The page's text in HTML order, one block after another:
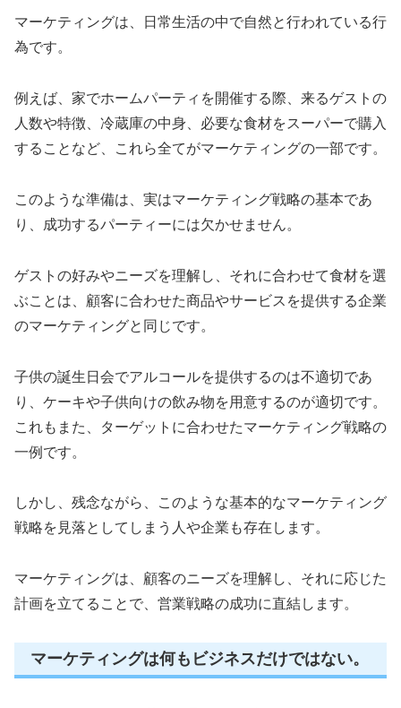
マーケティングは、日常生活の中で自然と行われている行
為です。
例えば、家でホームパーティを開催する際、来るゲストの
人数や特徴、冷蔵庫の中身、必要な食材をスーパーで購入
することなど、これら全てがマーケティングの一部です。
このような準備は、実はマーケティング戦略の基本であ
り、成功するパーティーには欠かせません。
ゲストの好みやニーズを理解し、それに合わせて食材を選
ぶことは、顧客に合わせた商品やサービスを提供する企業
のマーケティングと同じです。
子供の誕生日会でアルコールを提供するのは不適切であ
り、ケーキや子供向けの飲み物を用意するのが適切です。
これもまた、ターゲットに合わせたマーケティング戦略の
一例です。
しかし、残念ながら、このような基本的なマーケティング
戦略を見落としてしまう人や企業も存在します。
マーケティングは、顧客のニーズを理解し、それに応じた
計画を立てることで、営業戦略の成功に直結します。
マーケティングは何もビジネスだけではない。